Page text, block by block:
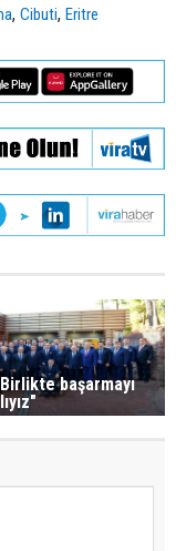
,Cibuti,Eritre
başarmayı